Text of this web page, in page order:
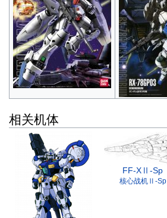
相关机体
FF-XⅡ-Sp
核心战机Ⅱ-Sp